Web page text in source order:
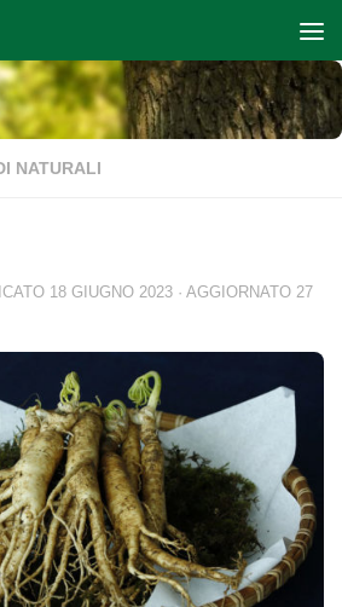
NATURALI
18 GIUGNO 2023 · AGGIORNATO 27